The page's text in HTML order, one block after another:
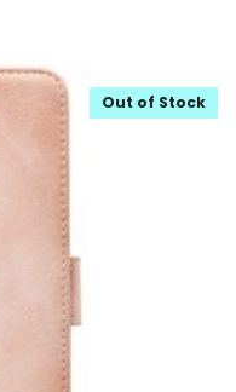
Out of Stock